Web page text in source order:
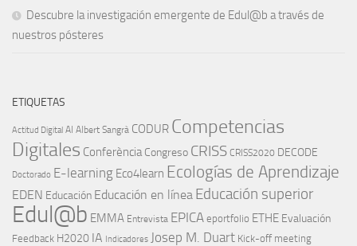
Descubre la investigación emergente de Edul@b a través de
nuestros pósteres
ETIQUETAS
Actitud Digital AI Albert Sangrà CODUR Competencias
Digitales Conferència Congreso CRISS CRISS2020 DECODE
Doctorado E-learning Eco4learn Ecologías de Aprendizaje
EDEN Educación Educación en línea Educación superior
Edul@b EMMA Entrevista EPICA eportfolio ETHE Evaluación
Feedback H2020 IA Indicadores Josep M. Duart Kick-off meeting